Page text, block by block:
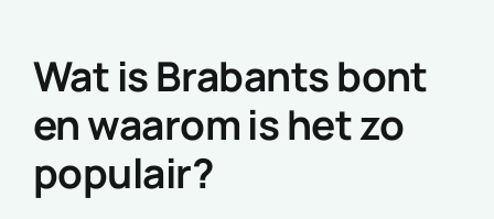
Wat is Brabants bont
en waarom is het zo
populair?